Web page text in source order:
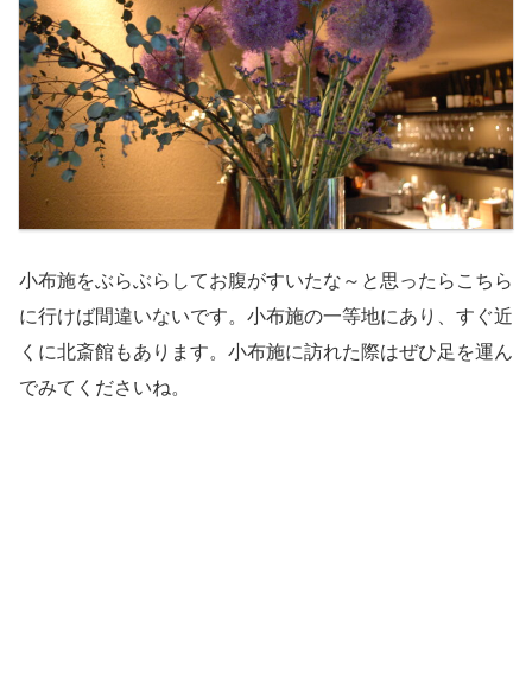
小布施をぶらぶらしてお腹がすいたな～と思ったらこちら
に行けば間違いないです。小布施の一等地にあり、すぐ近
くに北斎館もあります。小布施に訪れた際はぜひ足を運ん
でみてくださいね。